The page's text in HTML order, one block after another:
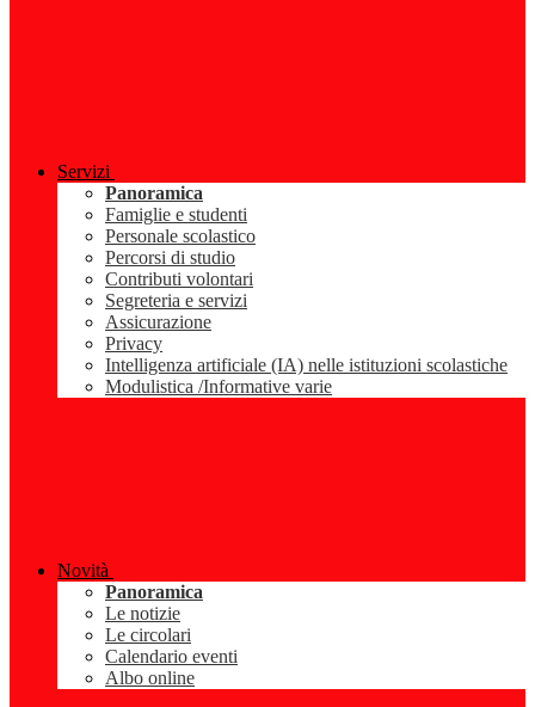
Servizi
Panoramica
Famiglie e studenti
Personale scolastico
Percorsi di studio
Contributi volontari
Segreteria e servizi
Assicurazione
Privacy
Intelligenza artificiale (IA) nelle istituzioni scolastiche
Modulistica /Informative varie
Novità
Panoramica
Le notizie
Le circolari
Calendario eventi
Albo online